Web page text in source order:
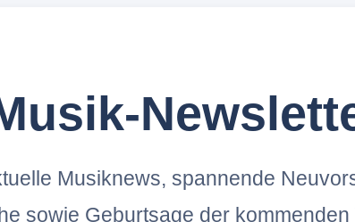
Musiknews, spannende
sowie Geburtsage der